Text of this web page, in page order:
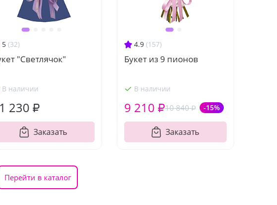
5 (32)
"Светлячок"
В наличии
230 ₽
Заказать
4.9 (157)
Букет из 9 пионов
В наличии
10 840 ₽ -15%
9 210 ₽
Заказать
Перейти в каталог